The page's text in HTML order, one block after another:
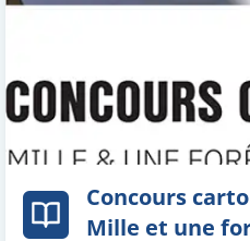
Concours
Mille et une